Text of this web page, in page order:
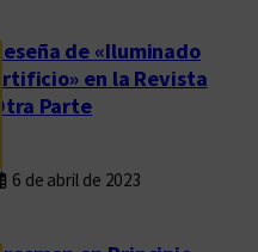
Reseña de «Iluminado
artificio» en la Revista
Otra Parte
6 de abril de 2023